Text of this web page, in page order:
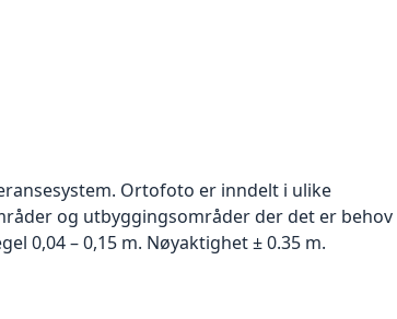
Ortofoto er inndelt i ulike
og utbyggingsområder der det er behov
0,04 – 0,15 m. Nøyaktighet ± 0.35 m.